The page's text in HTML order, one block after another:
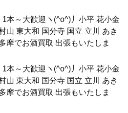
1本～大歓迎ヽ(^o^)丿小平 花小金
山 東大和 国分寺 国立 立川 あき
摩でお酒買取 出張もいたしま
1本～大歓迎ヽ(^o^)丿小平 花小金
山 東大和 国分寺 国立 立川 あき
摩でお酒買取 出張もいたしま